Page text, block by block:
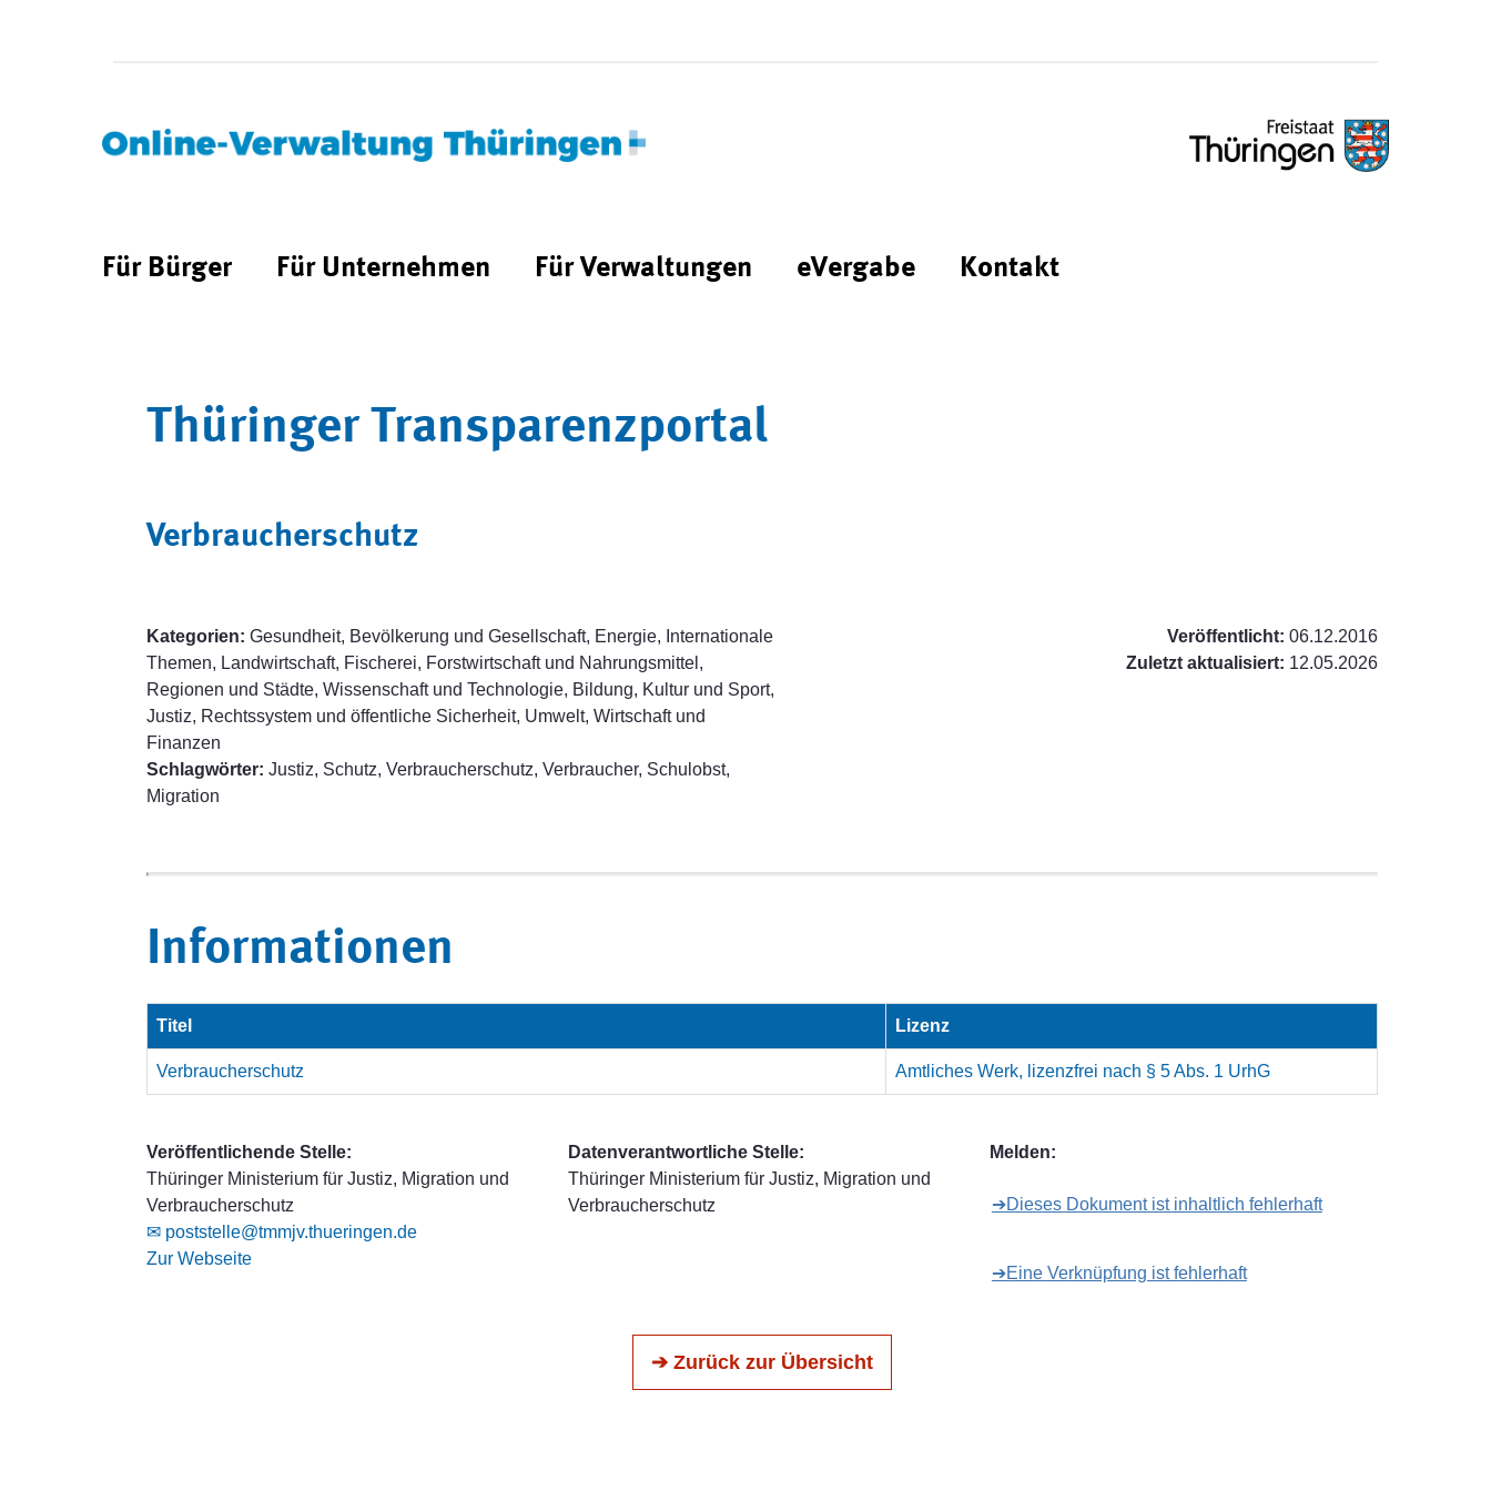
Für Bürger Für Unternehmen Für Verwaltungen eVergabe Kontakt
Thüringer Transparenzportal
Verbraucherschutz
Kategorien: Gesundheit, Bevölkerung und Gesellschaft, Energie, Internationale
Themen, Landwirtschaft, Fischerei, Forstwirtschaft und Nahrungsmittel,
Regionen und Städte, Wissenschaft und Technologie, Bildung, Kultur und Sport,
Justiz, Rechtssystem und öffentliche Sicherheit, Umwelt, Wirtschaft und
Finanzen
Schlagwörter: Justiz, Schutz, Verbraucherschutz, Verbraucher, Schulobst,
Migration
Veröffentlicht: 06.12.2016
Zuletzt aktualisiert: 12.05.2026
Informationen
Titel Lizenz
Verbraucherschutz Amtliches Werk, lizenzfrei nach § 5 Abs. 1 UrhG
Veröffentlichende Stelle:
Thüringer Ministerium für Justiz, Migration und
Verbraucherschutz
✉ poststelle@tmmjv.thueringen.de
Zur Webseite
Datenverantwortliche Stelle:
Thüringer Ministerium für Justiz, Migration und
Verbraucherschutz
Melden:
➔Dieses Dokument ist inhaltlich fehlerhaft
➔Eine Verknüpfung ist fehlerhaft
➔ Zurück zur Übersicht